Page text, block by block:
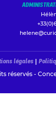
légales |
réservés -